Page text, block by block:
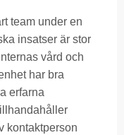
team under en
insatser är stor
vård och
har bra
erfarna
kontaktperson